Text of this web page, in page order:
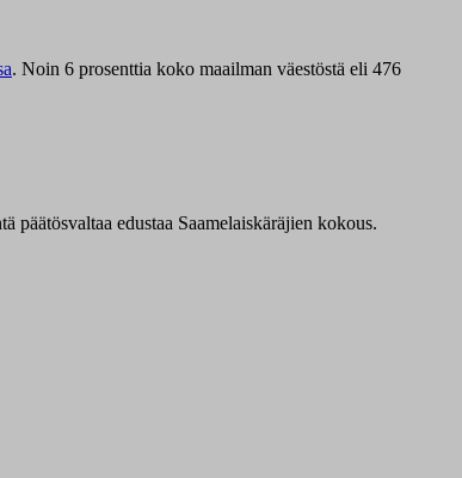
. Noin 6 prosenttia koko maailman väestöstä eli 476
päätösvaltaa edustaa Saamelaiskäräjien kokous.